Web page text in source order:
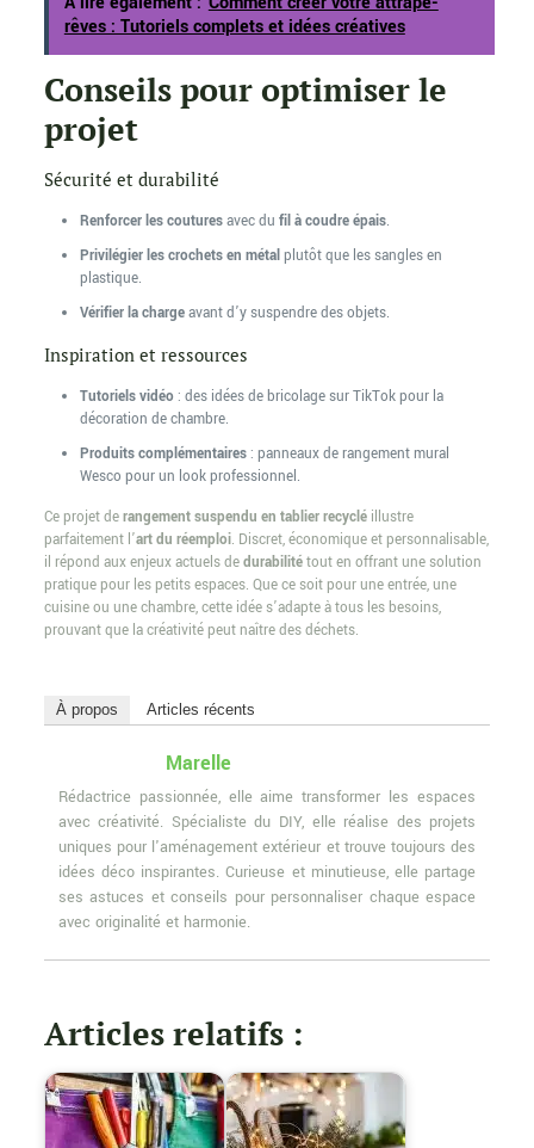
rêves : Tutoriels complets et idées créatives
Conseils pour optimiser le
projet
Sécurité et durabilité
Renforcer les couturesavec du fil à coudre épais.
Privilégier les crochets en métalplutôt que les sangles en
plastique.
Vérifier la chargeavant d’y suspendre des objets.
Inspiration et ressources
Tutoriels vidéo: des idées de bricolage sur TikTok pour la
décoration de chambre.
Produits complémentaires: panneaux de rangement mural
Wesco pour un look professionnel.
Ce projet derangement suspendu en tablier recycléillustre
parfaitement l’art du réemploi. Discret, économique et personnalisable,
il répond aux enjeux actuels dedurabilitétout en offrant une solution
pratique pour les petits espaces. Que ce soit pour une entrée, une
cuisine ou une chambre, cette idée s’adapte à tous les besoins,
prouvant que la créativité peut naître des déchets.
À propos Articles récents
Marelle
Rédactrice passionnée, elle aime transformer les espaces
avec créativité. Spécialiste du DIY, elle réalise des projets
uniques pour l'aménagement extérieur et trouve toujours des
idées déco inspirantes. Curieuse et minutieuse, elle partage
ses astuces et conseils pour personnaliser chaque espace
avec originalité et harmonie.
Articles relatifs :